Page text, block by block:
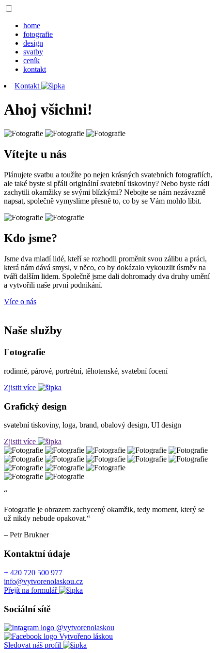
home
fotografie
design
svatby
ceník
kontakt
Kontakt
Ahoj všichni!
Vítejte u nás
Plánujete svatbu a toužíte po nejen krásných svatebních fotografiích,
ale také byste si přáli originální svatební tiskoviny? Nebo byste rádi
zachytili okamžiky se svými blízkými? Nebojte se nám nezávazně
napsat, společně vymyslíme přesně to, co by se Vám mohlo líbit.
Kdo jsme?
Jsme dva mladí lidé, kteří se rozhodli proměnit svou zálibu a práci,
která nám dává smysl, v něco, co by dokázalo vykouzlit úsměv na
tváři dalším lidem. Společně jsme dali dohromady dva druhy umění
a vytvořili naše první podnikání.
Více o nás
Naše služby
Fotografie
rodinné, párové, portrétní, těhotenské, svatební focení
Zjistit více
Grafický design
svatební tiskoviny, loga, brand, obalový design, UI design
Zjistit více
“
Fotografie je obrazem zachycený okamžik, tedy moment, který se
už nikdy nebude opakovat.“
– Petr Brukner
Kontaktní údaje
+ 420 720 500 977
info@vytvorenolaskou.cz
Přejít na formulář
Sociální sítě
@vytvorenolaskou
Vytvořeno láskou
Sledovat náš profil